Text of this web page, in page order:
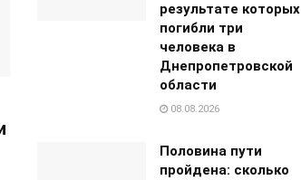
результате которых
погибли три
человека в
Днепропетровской
области
08.08.2026
Половина пути
пройдена: сколько